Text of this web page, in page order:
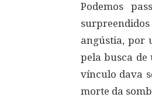
Podemos
angústia, por
pela busca de
vínculo dava
morte da